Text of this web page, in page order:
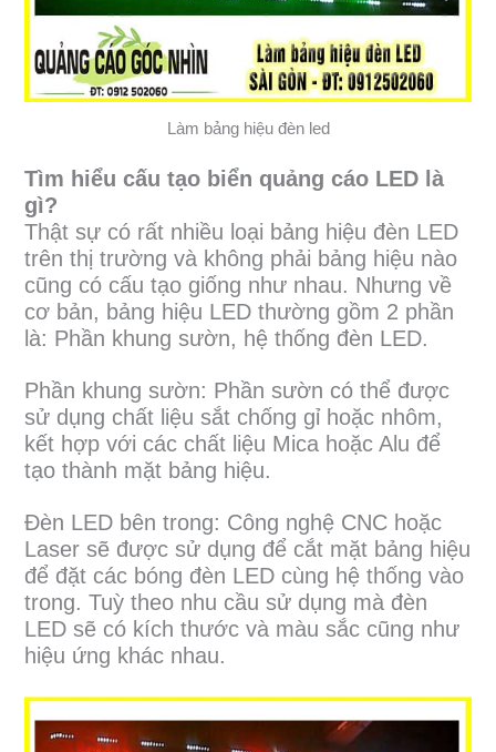
Làm bảng hiệu đèn led
Tìm hiểu cấu tạo biển quảng cáo LED là
gì?
Thật sự có rất nhiều loại bảng hiệu đèn LED
trên thị trường và không phải bảng hiệu nào
cũng có cấu tạo giống như nhau. Nhưng về
cơ bản, bảng hiệu LED thường gồm 2 phần
là: Phần khung sườn, hệ thống đèn LED.
Phần khung sườn: Phần sườn có thể được
sử dụng chất liệu sắt chống gỉ hoặc nhôm,
kết hợp với các chất liệu Mica hoặc Alu để
tạo thành mặt bảng hiệu.
Đèn LED bên trong: Công nghệ CNC hoặc
Laser sẽ được sử dụng để cắt mặt bảng hiệu
để đặt các bóng đèn LED cùng hệ thống vào
trong. Tuỳ theo nhu cầu sử dụng mà đèn
LED sẽ có kích thước và màu sắc cũng như
hiệu ứng khác nhau.